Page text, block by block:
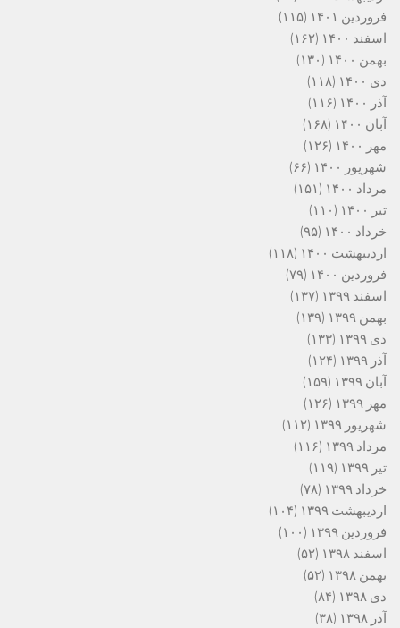
فروردین ۱۴۰۱
(۱۱۵)
اسفند ۱۴۰۰
(۱۶۲)
بهمن ۱۴۰۰
(۱۳۰)
دی ۱۴۰۰
(۱۱۸)
آذر ۱۴۰۰
(۱۱۶)
آبان ۱۴۰۰
(۱۶۸)
مهر ۱۴۰۰
(۱۲۶)
شهریور ۱۴۰۰
(۶۶)
مرداد ۱۴۰۰
(۱۵۱)
تیر ۱۴۰۰
(۱۱۰)
خرداد ۱۴۰۰
(۹۵)
اردیبهشت ۱۴۰۰
(۱۱۸)
فروردین ۱۴۰۰
(۷۹)
اسفند ۱۳۹۹
(۱۳۷)
بهمن ۱۳۹۹
(۱۳۹)
دی ۱۳۹۹
(۱۳۳)
آذر ۱۳۹۹
(۱۲۴)
آبان ۱۳۹۹
(۱۵۹)
مهر ۱۳۹۹
(۱۲۶)
شهریور ۱۳۹۹
(۱۱۲)
مرداد ۱۳۹۹
(۱۱۶)
تیر ۱۳۹۹
(۱۱۹)
خرداد ۱۳۹۹
(۷۸)
اردیبهشت ۱۳۹۹
(۱۰۴)
فروردین ۱۳۹۹
(۱۰۰)
اسفند ۱۳۹۸
(۵۲)
بهمن ۱۳۹۸
(۵۲)
دی ۱۳۹۸
(۸۴)
آذر ۱۳۹۸
(۳۸)